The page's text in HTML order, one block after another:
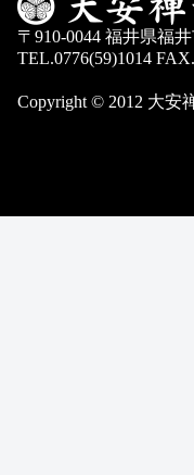
〒910-0044 福井県福
TEL.0776(59)1014
Copyright © 2012 大安